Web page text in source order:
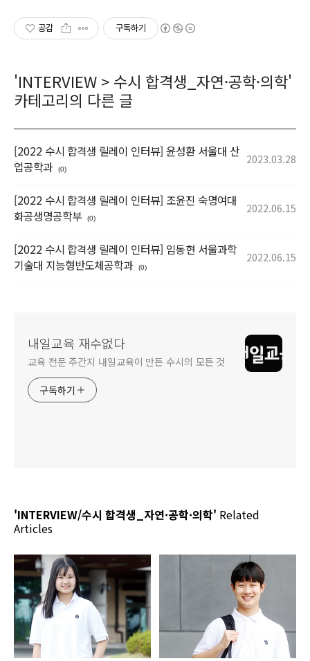
공감 구독하기
'INTERVIEW > 수시 합격생_자연·공학·의학'
카테고리의 다른 글
[2022 수시 합격생 릴레이 인터뷰] 윤성환 서울대 산
업공학과
(0)
2023.03.28
[2022 수시 합격생 릴레이 인터뷰] 조윤진 숙명여대
화공생명공학부
(0)
2022.06.15
[2022 수시 합격생 릴레이 인터뷰] 임동현 서울과학
기술대 지능형반도체공학과
(0)
2022.06.15
내일교육 재수없다
교육 전문 주간지 내일교육이 만든 수시의 모든 것
구독하기
'INTERVIEW/수시 합격생_자연·공학·의학' Related
Articles